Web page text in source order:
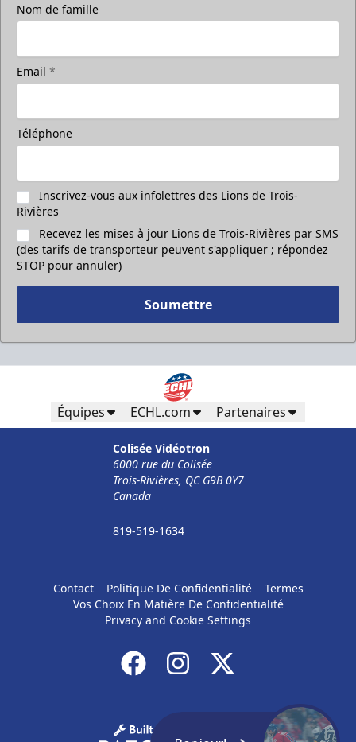
Nom de famille
Email *
Téléphone
Inscrivez-vous aux infolettres des Lions de Trois-
Rivières
Recevez les mises à jour Lions de Trois-Rivières par SMS
(des tarifs de transporteur peuvent s'appliquer ; répondez
STOP pour annuler)
Soumettre
Équipes ECHL.com Partenaires
Colisée Vidéotron
6000 rue du Colisée
Trois-Rivières, QC G9B 0Y7
Canada
819-519-1634
Contact Politique De Confidentialité
Termes
Vos Choix En Matière De Confidentialité
Privacy and Cookie Settings